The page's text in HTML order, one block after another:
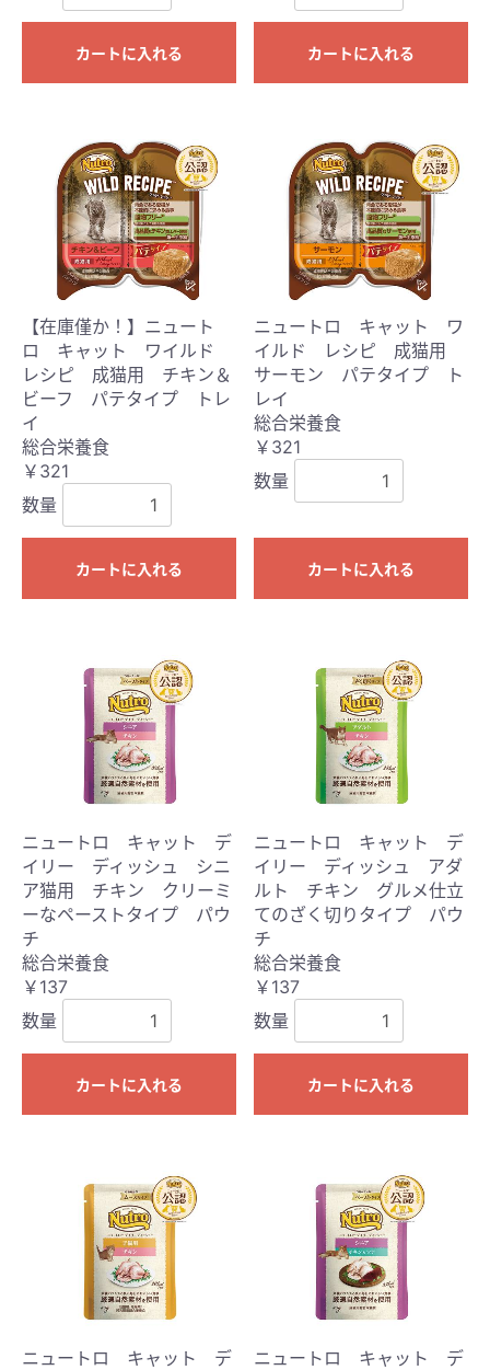
カートに入れる カートに入れる
【在庫僅か！】ニュート
ロ キャット ワイルド
レシピ 成猫用 チキン＆
ビーフ パテタイプ トレ
イ
総合栄養食
￥321
数量
カートに入れる
ニュートロ キャット ワ
イルド レシピ 成猫用
サーモン パテタイプ ト
レイ
総合栄養食
￥321
数量
カートに入れる
ニュートロ キャット デ
イリー ディッシュ シニ
ア猫用 チキン クリーミ
ーなペーストタイプ パウ
チ
総合栄養食
￥137
数量
カートに入れる
ニュートロ キャット デ
イリー ディッシュ アダ
ルト チキン グルメ仕立
てのざく切りタイプ パウ
チ
総合栄養食
￥137
数量
カートに入れる
ニュートロ キャット デ
ニュートロ キャット デ